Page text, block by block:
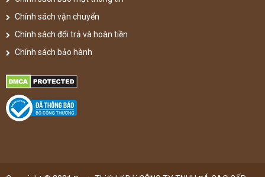
Chính sách vận chuyển
Chính sách đổi trả và hoàn tiền
Chính sách bảo hành